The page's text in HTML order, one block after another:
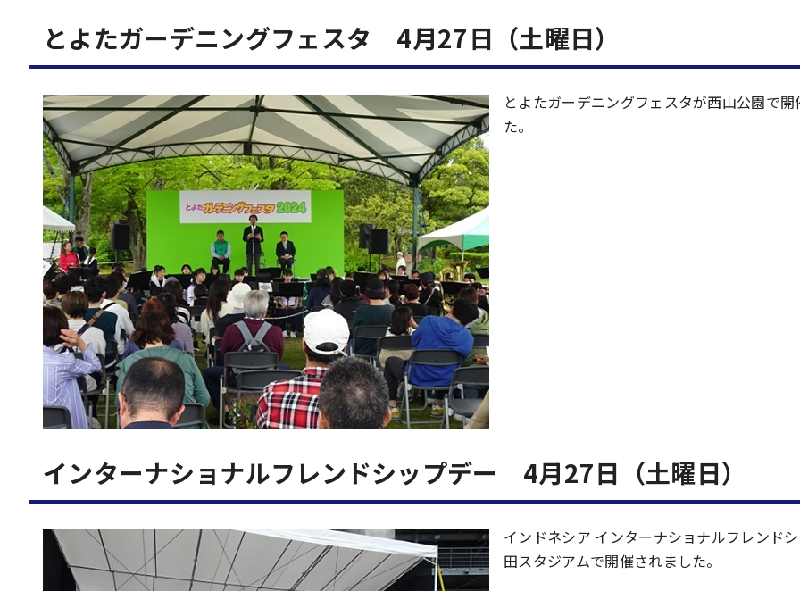
とよたガーデニングフェスタ 4月27日（土曜日）
とよたガーデニングフェスタが西山公園で
た。
インターナショナルフレンドシップデー 4月27日（土曜日）
インドネシア インターナショナルフレンド
田スタジアムで開催されました。